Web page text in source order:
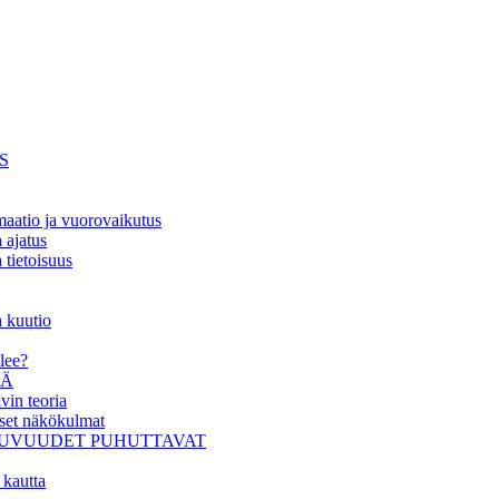
ja vuorovaikutus
ajatus
tietoisuus
kuutio
teoria
näkökulmat
PUHUTTAVAT